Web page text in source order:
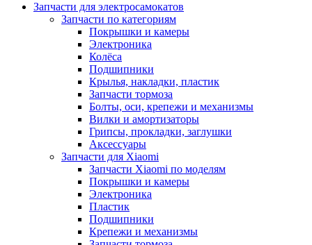
Запчасти для электросамокатов
Запчасти по категориям
Покрышки и камеры
Электроника
Колёса
Подшипники
Крылья, накладки, пластик
Запчасти тормоза
Болты, оси, крепежи и механизмы
Вилки и амортизаторы
Грипсы, прокладки, заглушки
Аксессуары
Запчасти для Xiaomi
Запчасти Xiaomi по моделям
Покрышки и камеры
Электроника
Пластик
Подшипники
Крепежи и механизмы